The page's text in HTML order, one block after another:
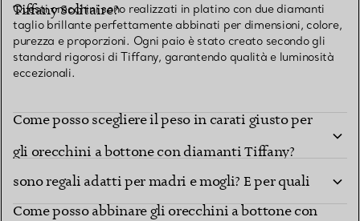
Tiffany Solitaire?
Questi orecchini sono realizzati in platino con due diamanti
taglio brillante perfettamente abbinati per dimensioni, colore,
purezza e proporzioni. Ogni paio è stato creato secondo gli
standard rigorosi di Tiffany, garantendo qualità e luminosità
eccezionali.
Come posso scegliere il peso in carati giusto per
gli orecchini a bottone con diamanti Tiffany?
Gli orecchini a bottone con diamanti Tiffany
sono regali adatti per madri e mogli? E per quali
occasioni?
Come posso abbinare gli orecchini a bottone con